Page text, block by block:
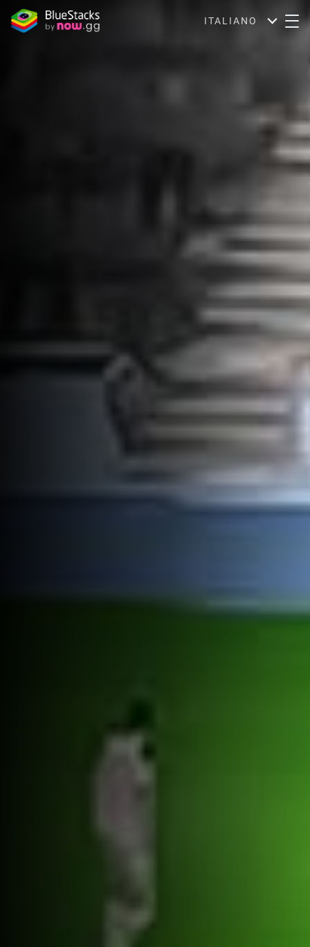
ITALIANO